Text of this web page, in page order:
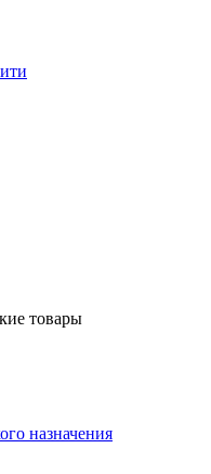
товары
назначения